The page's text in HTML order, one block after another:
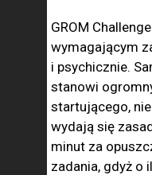
GROM
wymagającym
i psychicznie.
stanowi
startującego,
wydają się
minut za
zadania, gdyż o